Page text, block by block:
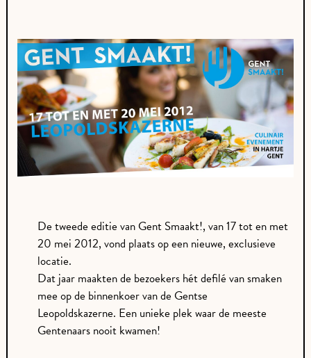
De tweede editie van Gent Smaakt!, van 17 tot en met
20 mei 2012, vond plaats op een nieuwe, exclusieve
locatie.
Dat jaar maakten de bezoekers hét defilé van smaken
mee op de binnenkoer van de Gentse
Leopoldskazerne. Een unieke plek waar de meeste
Gentenaars nooit kwamen!